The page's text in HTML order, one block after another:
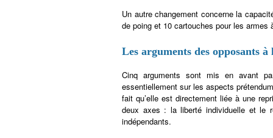
Un autre changement concerne la
de poing et 10 cartouches pour les armes
Les arguments des opposants
Cinq arguments sont mis en avant
essentiellement sur les aspects
fait qu’elle est directement liée à une
deux axes : la liberté individuelle et le
indépendants.